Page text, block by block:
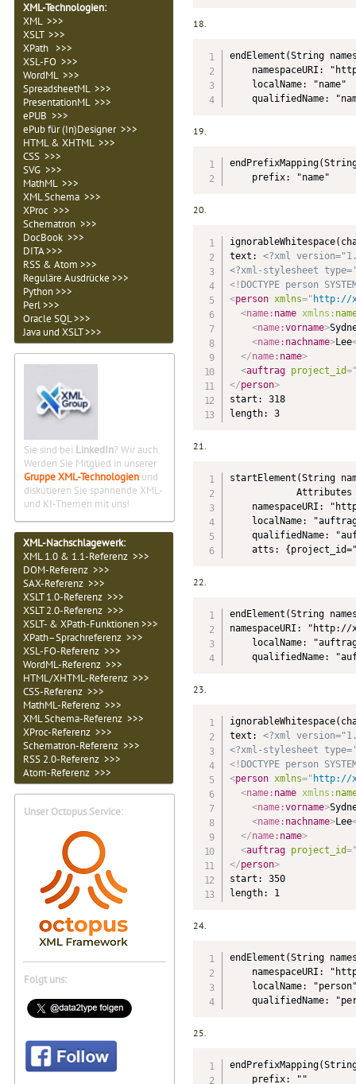
XML-Technologien:
XML >>>
XSLT >>>
XPath >>>
XSL-FO >>>
WordML >>>
SpreadsheetML >>>
PresentationML >>>
ePUB >>>
ePub für (In)Designer >>>
HTML & XHTML >>>
CSS >>>
SVG >>>
MathML >>>
XML Schema >>>
XProc >>>
Schematron >>>
DocBook >>>
DITA >>>
RSS & Atom >>>
Reguläre Ausdrücke >>>
Python >>>
Perl >>>
Oracle SQL >>>
Java und XSLT >>>
Sie sind bei LinkedIn? Wir auch.
Werden Sie Mitglied in unserer
Gruppe XML-Technologien und
diskutieren Sie spannende XML-
und KI-Themen mit uns!
XML-Nachschlagewerk:
XML 1.0 & 1.1-Referenz >>>
DOM-Referenz >>>
SAX-Referenz >>>
XSLT 1.0-Referenz >>>
XSLT 2.0-Referenz >>>
XSLT- & XPath-Funktionen >>>
XPath–Sprachreferenz >>>
XSL-FO-Referenz >>>
WordML-Referenz >>>
HTML/XHTML-Referenz >>>
CSS-Referenz >>>
MathML-Referenz >>>
XML Schema-Referenz >>>
XProc-Referenz >>>
Schematron-Referenz >>>
RSS 2.0-Referenz >>>
Atom-Referenz >>>
Unser Octopus Service:
Folgt uns:
18.
endElement(String
namespaceURI:
    localName: "name"
qualifiedName:
19.
    prefix: "name"
20.
text: <?xml
<?xml-stylesheet
<! DOCTYPE person
<person xmlns=" http://
<name: name xmlns:
<name:vorname>
<name: nachname>Lee
</name: name>
<auftrag project_id=
</person>
start: 318
length: 3
21.
startElement(String
Attributes
namespaceURI:
localName:
qualifiedName:
atts:
22.
endElement(String
namespaceURI:
localName:
qualifiedName:
23.
text: <?xml
<?xml-stylesheet
<! DOCTYPE person
<person xmlns=" http://
<name: name xmlns:
<name:vorname>
<name: nachname>Lee
</name: name>
<auftrag project_id=
</person>
start: 350
length: 1
24.
endElement(String
namespaceURI:
localName:
qualifiedName:
25.
    prefix: ""